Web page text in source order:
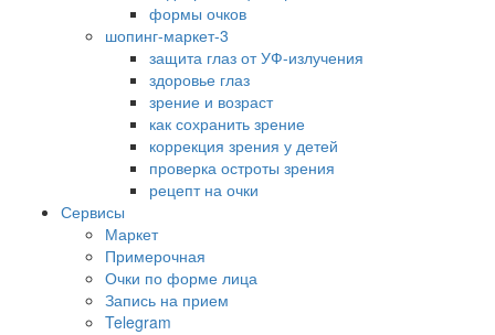
формы очков
шопинг-маркет-3
защита глаз от УФ-излучения
здоровье глаз
зрение и возраст
как сохранить зрение
коррекция зрения у детей
проверка остроты зрения
рецепт на очки
Сервисы
Маркет
Примерочная
Очки по форме лица
Запись на прием
Telegram